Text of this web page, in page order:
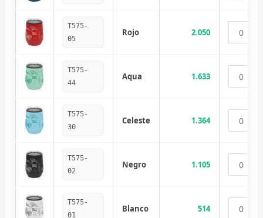
T575-
05
Rojo 2.050
T575-
44
Aqua 1.633
T575-
30
Celeste 1.364
T575-
02
Negro 1.105
T575-
01
Blanco 514